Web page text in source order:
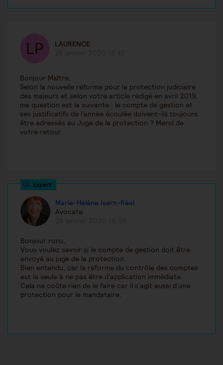
LAURENCE
Bonjour Maître,
Selon la nouvelle réforme pour la protection judiciaire
des majeurs et selon votre article rédigé en avril 2019,
ma question est la suivante : le compte de gestion et
ses justificatifs de l'année écoulée doivent-ils toujours
être adressés au Juge de la protection ? Merci de
votre retour.
Marie-Hélène Isern-Réal
Avocate
Bonjour roro,
Vous voulez savoir si le compte de gestion doit être
envoyé au juge de la protection.
Bien entendu, car la réforme du contrôle des comptes
est la seule à ne pas être d'application immédiate.
Cela ne coûte rien de le faire car il s'agit aussi d'une
protection pour le mandataire.